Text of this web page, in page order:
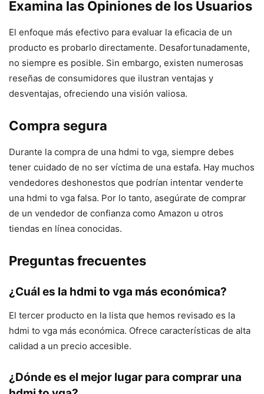
Examina las Opiniones de los Usuarios
El enfoque más efectivo para evaluar la eficacia de un
producto es probarlo directamente. Desafortunadamente,
no siempre es posible. Sin embargo, existen numerosas
reseñas de consumidores que ilustran ventajas y
desventajas, ofreciendo una visión valiosa.
Compra segura
Durante la compra de una hdmi to vga, siempre debes
tener cuidado de no ser víctima de una estafa. Hay muchos
vendedores deshonestos que podrían intentar venderte
una hdmi to vga falsa. Por lo tanto, asegúrate de comprar
de un vendedor de confianza como Amazon u otros
tiendas en línea conocidas.
Preguntas frecuentes
¿Cuál es la hdmi to vga más económica?
El tercer producto en la lista que hemos revisado es la
hdmi to vga más económica. Ofrece características de alta
calidad a un precio accesible.
¿Dónde es el mejor lugar para comprar una